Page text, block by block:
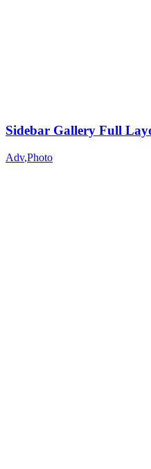
Sidebar Gallery Full
Adv,Photo